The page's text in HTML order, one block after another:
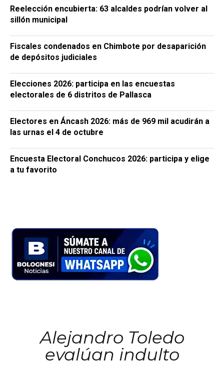
Reelección encubierta: 63 alcaldes podrían volver al
sillón municipal
Fiscales condenados en Chimbote por desaparición
de depósitos judiciales
Elecciones 2026: participa en las encuestas
electorales de 6 distritos de Pallasca
Electores en Áncash 2026: más de 969 mil acudirán a
las urnas el 4 de octubre
Encuesta Electoral Conchucos 2026: participa y elige
a tu favorito
Alejandro Toledo
evalúan indulto